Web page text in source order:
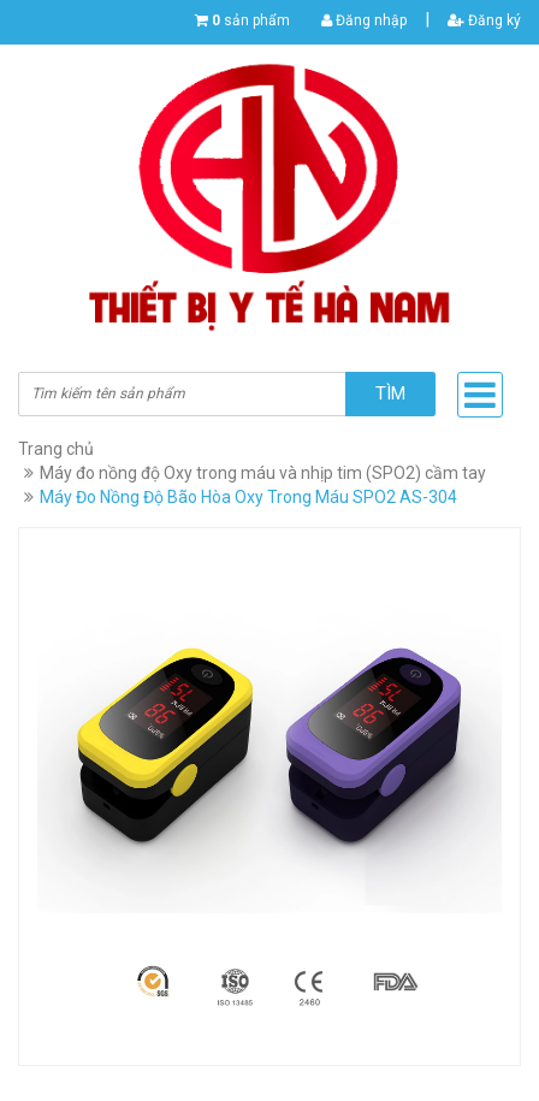
0 sản phẩm Đăng nhập | Đăng ký
TÌM
Trang chủ
Máy đo nồng độ Oxy trong máu và nhịp tim (SPO2) cầm tay
Máy Đo Nồng Độ Bão Hòa Oxy Trong Máu SPO2 AS-304